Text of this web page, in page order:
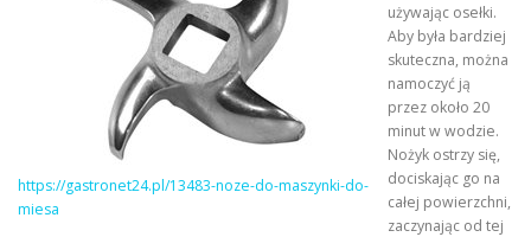
https://gastronet24.pl/13483-noze-do-maszynki-do-
miesa
używając osełki.
Aby była bardziej
skuteczna, można
namoczyć ją
przez około 20
minut w wodzie.
Nożyk ostrzy się,
dociskając go na
całej powierzchni,
zaczynając od tej